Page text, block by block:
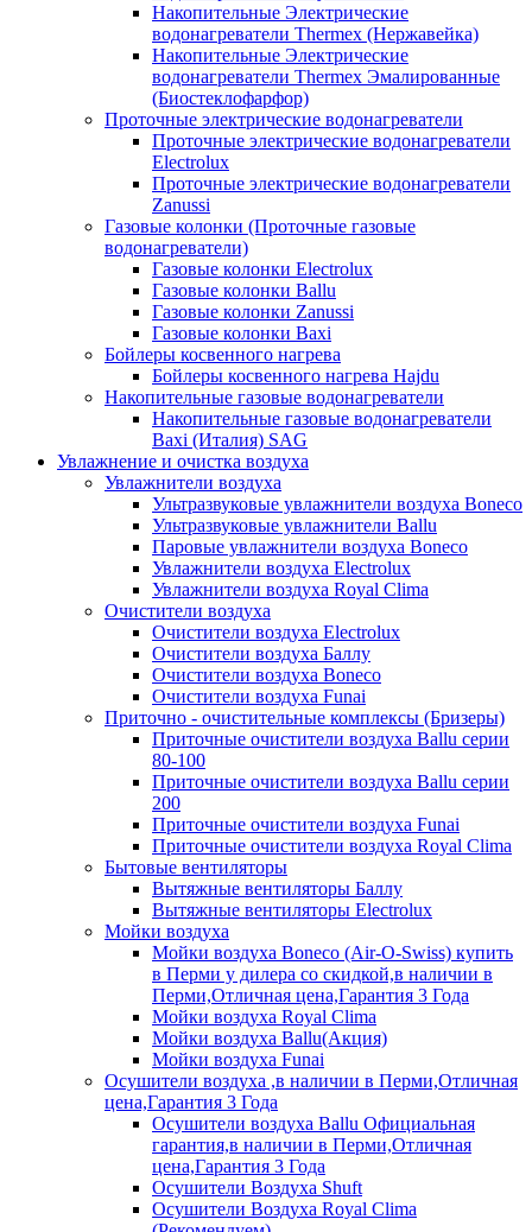
Накопительные Электрические
водонагреватели Thermex (Нержавейка)
Накопительные Электрические
водонагреватели Thermex Эмалированные
(Биостеклофарфор)
Проточные электрические водонагреватели
Проточные электрические водонагреватели
Electrolux
Проточные электрические водонагреватели
Zanussi
Газовые колонки (Проточные газовые
водонагреватели)
Газовые колонки Electrolux
Газовые колонки Ballu
Газовые колонки Zanussi
Газовые колонки Baxi
Бойлеры косвенного нагрева
Бойлеры косвенного нагрева Hajdu
Накопительные газовые водонагреватели
Накопительные газовые водонагреватели
Baxi (Италия) SAG
Увлажнение и очистка воздуха
Увлажнители воздуха
Ультразвуковые увлажнители воздуха Boneco
Ультразвуковые увлажнители Ballu
Паровые увлажнители воздуха Boneco
Увлажнители воздуха Electrolux
Увлажнители воздуха Royal Clima
Очистители воздуха
Очистители воздуха Electrolux
Очистители воздуха Баллу
Очистители воздуха Boneco
Очистители воздуха Funai
Приточно - очистительные комплексы (Бризеры)
Приточные очистители воздуха Ballu серии
80-100
Приточные очистители воздуха Ballu серии
200
Приточные очистители воздуха Funai
Приточные очистители воздуха Royal Clima
Бытовые вентиляторы
Вытяжные вентиляторы Баллу
Вытяжные вентиляторы Electrolux
Мойки воздуха
Мойки воздуха Boneco (Air-O-Swiss) купить
в Перми у дилера со скидкой,в наличии в
Перми,Отличная цена,Гарантия 3 Года
Мойки воздуха Royal Clima
Мойки воздуха Ballu(Акция)
Мойки воздуха Funai
Осушители воздуха ,в наличии в Перми,Отличная
цена,Гарантия 3 Года
Осушители воздуха Ballu Официальная
гарантия,в наличии в Перми,Отличная
цена,Гарантия 3 Года
Осушители Воздуха Shuft
Осушители Воздуха Royal Clima